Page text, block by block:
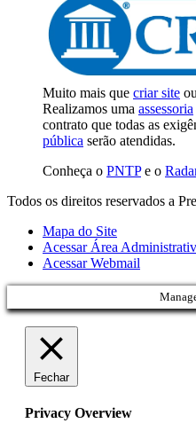
Muito mais que criar site ou
Realizamos uma assessoria
contrato que todas as
pública serão atendidas.
Conheça o PNTPe o
Todos os direitos reservados a
Mapa do Site
Acessar Área
Acessar Webmail
Fechar
Privacy Overview